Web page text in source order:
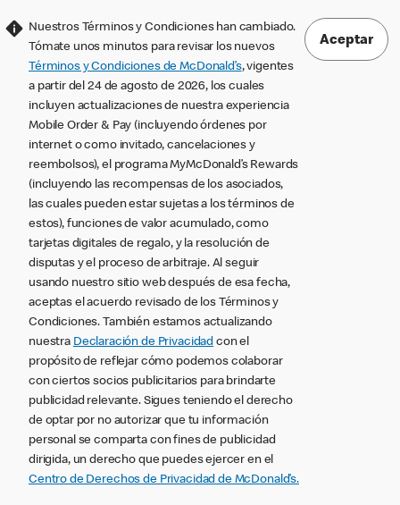
Nuestros Términos y Condiciones han cambiado.
Tómate unos minutos para revisar los nuevos
Términos y Condiciones de McDonald’s, vigentes
a partir del 24 de agosto de 2026, los cuales
incluyen actualizaciones de nuestra experiencia
Mobile Order & Pay (incluyendo órdenes por
internet o como invitado, cancelaciones y
reembolsos), el programa MyMcDonald’s Rewards
(incluyendo las recompensas de los asociados,
las cuales pueden estar sujetas a los términos de
estos), funciones de valor acumulado, como
tarjetas digitales de regalo, y la resolución de
disputas y el proceso de arbitraje. Al seguir
usando nuestro sitio web después de esa fecha,
aceptas el acuerdo revisado de los Términos y
Condiciones. También estamos actualizando
nuestra Declaración de Privacidad con el
propósito de reflejar cómo podemos colaborar
con ciertos socios publicitarios para brindarte
publicidad relevante. Sigues teniendo el derecho
de optar por no autorizar que tu información
personal se comparta con fines de publicidad
dirigida, un derecho que puedes ejercer en el
Centro de Derechos de Privacidad de McDonald’s.
Aceptar